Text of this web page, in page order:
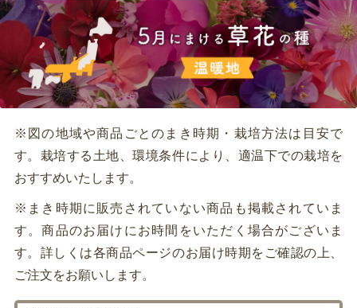
※図の地域や商品ごとのまき時期・栽培方法は目安で
す。栽培する土地、環境条件により、適温下での栽培を
おすすめいたします。
※まき時期に販売されていない商品も掲載されていま
す。商品のお届けにお時間をいただく場合がございま
す。詳しくは各商品ページのお届け時期をご確認の上、
ご注文をお願いします。